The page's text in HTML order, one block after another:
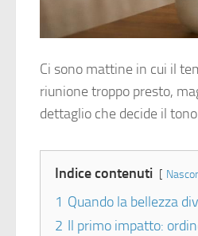
Ci sono mattine in cui il
riunione troppo presto,
dettaglio che decide il
Indice contenuti
1 Quando la bellezza
2 Il primo impatto: